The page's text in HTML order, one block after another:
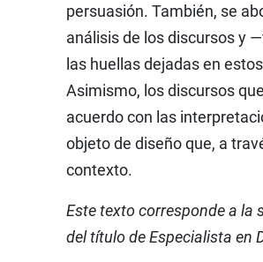
persuasión. También, se
análisis de los discursos y
las huellas dejadas en
Asimismo, los discursos
acuerdo con las
objeto de diseño que, a
contexto.
Este texto corresponde a la
del título de Especialista en